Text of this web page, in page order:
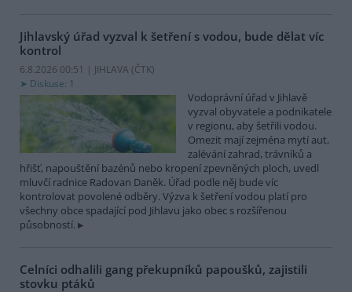
Jihlavský úřad vyzval k šetření s vodou, bude dělat víc
kontrol
6.8.2026 00:51 | JIHLAVA (ČTK)
Diskuse: 1
Vodoprávní úřad v Jihlavě
vyzval obyvatele a podnikatele
v regionu, aby šetřili vodou.
Omezit mají zejména mytí aut,
zalévání zahrad, trávníků a
hřišť, napouštění bazénů nebo kropení zpevněných ploch, uvedl
mluvčí radnice Radovan Daněk. Úřad podle něj bude víc
kontrolovat povolené odběry. Výzva k šetření vodou platí pro
všechny obce spadající pod Jihlavu jako obec s rozšířenou
působností.
Celníci odhalili gang překupníků papoušků, zajistili
stovku ptáků